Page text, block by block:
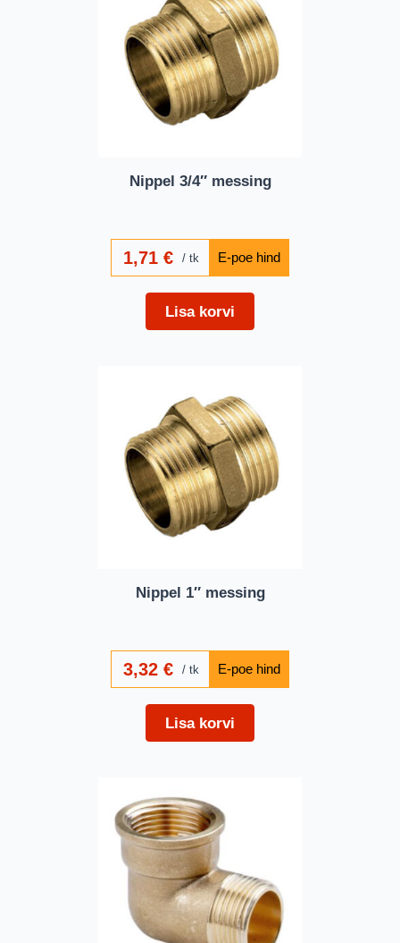
Nippel 3/4″ messing
1,71€ tk
Lisa korvi
Nippel 1″ messing
3,32€ tk
Lisa korvi